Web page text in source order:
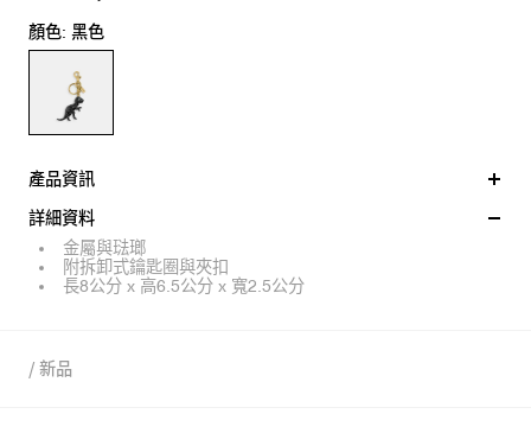
顏色: 黑色
產品資訊
詳細資料
金屬與琺瑯
附拆卸式鑰匙圈與夾扣
長8公分 x 高6.5公分 x 寬2.5公分
/ 新品